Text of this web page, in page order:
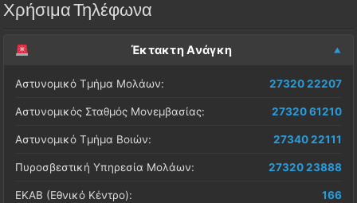
Χρήσιμα Τηλέφωνα
Έκτακτη Ανάγκη
Αστυνομικό Τμήμα Μολάων: 27320 22207
Αστυνομικός Σταθμός Μονεμβασίας: 27320 61210
Αστυνομικό Τμήμα Βοιών: 27340 22111
Πυροσβεστική Υπηρεσία Μολάων: 27320 23888
ΕΚΑΒ (Εθνικό Κέντρο): 166